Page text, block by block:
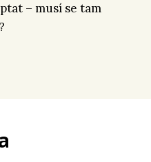
– musí se tam